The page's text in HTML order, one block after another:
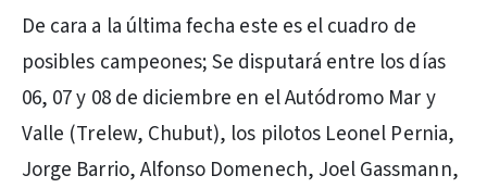
De cara a la última fecha este es el cuadro de
posibles campeones; Se disputará entre los días
06, 07 y 08 de diciembre en el Autódromo Mar y
Valle (Trelew, Chubut), los pilotos Leonel Pernia,
Jorge Barrio, Alfonso Domenech, Joel Gassmann,